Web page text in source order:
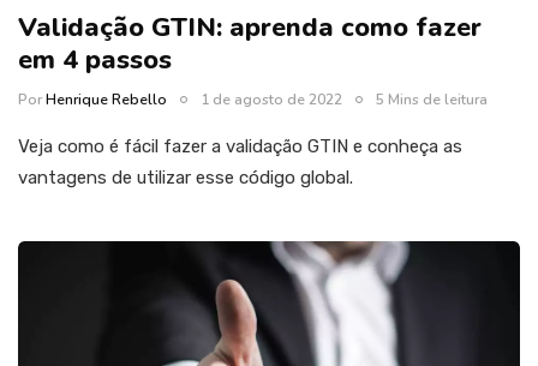
Validação GTIN: aprenda como fazer
em 4 passos
PorHenrique Rebello 1 de agosto de 2022 5 Mins de leitura
Veja como é fácil fazer a validação GTIN e conheça as
vantagens de utilizar esse código global.